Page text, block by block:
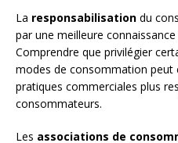
La responsabilisation du
par une meilleure connaissance
Comprendre que privilégier
modes de consommation peut
pratiques commerciales plus
consommateurs.
Les associations de